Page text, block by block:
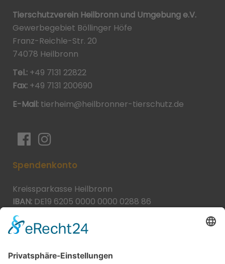
Tierschutzverein Heilbronn und Umgebung e.V.
Gewerbegebiet Böllinger Höfe
Franz-Reichle-Str. 20
74078 Heilbronn
Tel.: +49 7131 22822
Fax: +49 7131 200690
E-Mail: tierheim@heilbronner-tierschutz.de
Spendenkonto
Kreissparkasse Heilbronn
IBAN: DE19 6205 0000 0000 0288 86
BIC:
Spende direkt via PayPal